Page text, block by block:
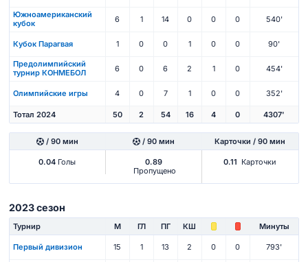
Южноамериканский
кубок
6 1 14 0 0 0 540'
Кубок Парагвая 1 0 0 1 0 0 90'
Предолимпийский
турнир КОНМЕБОЛ
6 0 6 2 1 0 454'
Олимпийские игры 4 0 7 1 0 0 352'
Тотал 2024 50 2 54 16 4 0 4307'
/ 90 мин / 90 мин Карточки / 90 мин
0.04 Голы
0.89
Пропущено
0.11 Карточки
2023 сезон
Турнир М ГЛ ПГ КШ Минуты
Первый дивизион 15 1 13 2 0 0 793'